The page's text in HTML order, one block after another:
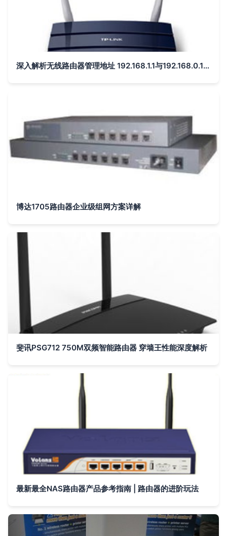
深入解析无线路由器管理地址 192.168.1.1与192.168.0.1的差异与设置技巧
博达1705路由器企业级组网方案详解
斐讯PSG712 750M双频智能路由器 穿墙王性能深度解析
最新最全NAS路由器产品参考指南 | 路由器的进阶玩法